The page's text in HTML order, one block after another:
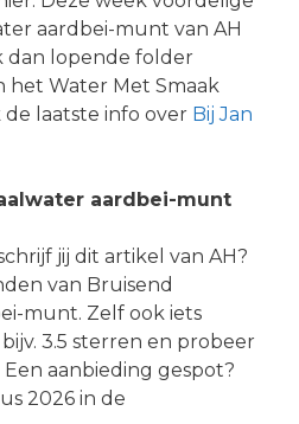
aardbei-munt van AH
dan lopende folder
het Water Met Smaak
de laatste info over Bij Jan
aardbei-munt
jij dit artikel van AH?
van Bruisend
munt. Zelf ook iets
3.5 sterren en probeer
aanbieding gespot?
2026 in de